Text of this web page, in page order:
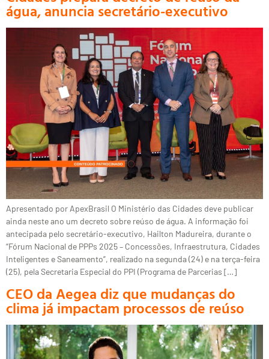
água, anuncia secretário-executivo
Apresentado por ApexBrasil O Ministério das Cidades deve publicar
ainda neste ano um decreto sobre reúso de água. A informação foi
antecipada pelo secretário-executivo, Hailton Madureira, durante o
“Fórum Nacional de PPPs 2025 – Concessões, Infraestrutura, Cidades
Inteligentes e Saneamento”, realizado na segunda (24) e na terça-feira
(25), pela Secretaria Especial do PPI (Programa de Parcerias […]
CEO da Aegea diz que mudanças do
clima já impactam processos de reúso